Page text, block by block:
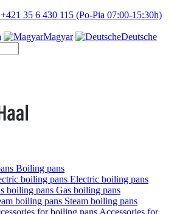
+421 35 6 430 115 (Po-Pia 07:00-15:30h)
Magyar Deutsche
Boiling pans
Electric boiling pans
Gas boiling pans
Steam boiling pans
Accessories for